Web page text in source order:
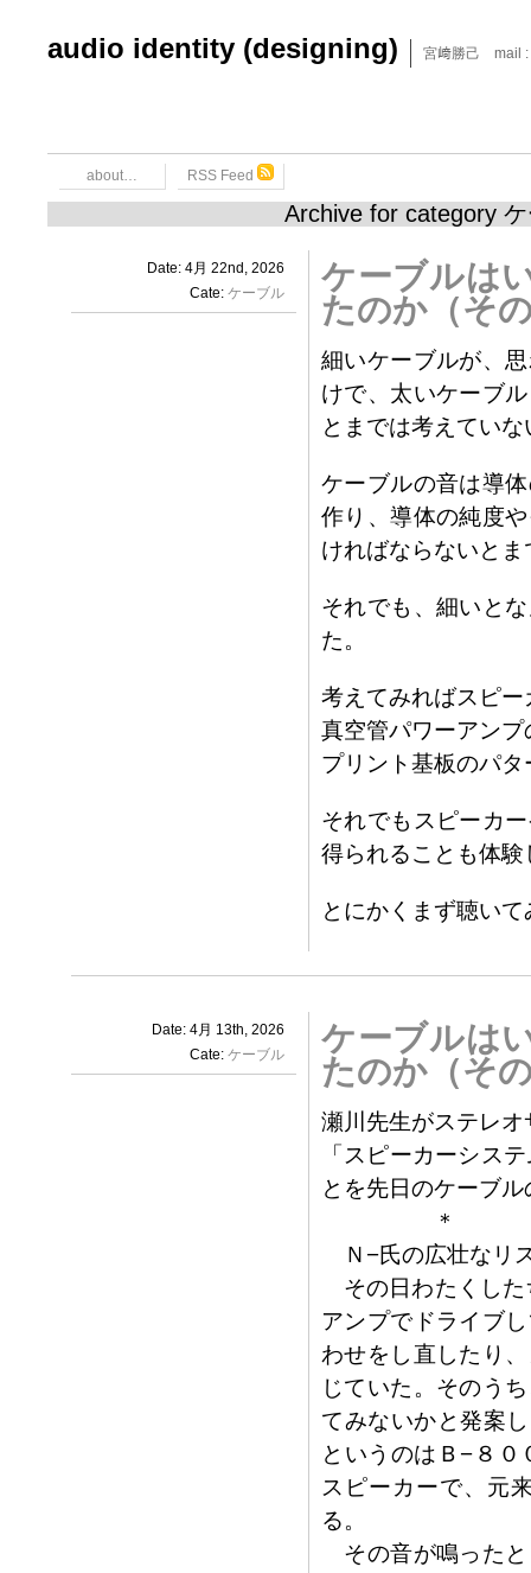
audio identity (designing) 宮﨑勝己 mail :
about… RSS Feed
Archive for category
Date: 4月 22nd, 2026
Cate: ケーブル
ケーブルは
たのか（そ
細いケーブルが、
けで、太いケーブ
とまでは考えていな
ケーブルの音は導
作り、導体の純度
ければならないと
それでも、細いと
た。
考えてみればスピ
真空管パワーアン
プリント基板のパ
それでもスピーカ
得られることも体験
とにかくまず聴い
Date: 4月 13th, 2026
Cate: ケーブル
ケーブルは
たのか（そ
瀬川先生がステレ
「スピーカーシス
とを先日のケーブ
＊
Ｎ−氏の広壮なリ
その日わたくした
アンプでドライブ
わせをし直したり
じていた。そのう
てみないかと発案
というのはＢ−８
スピーカーで、元
る。
その音が鳴ったと